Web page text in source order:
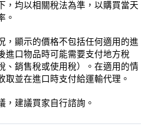
，均以相關稅法為準，以購買當天
。
，顯示的價格不包括任何適用的進
進口物品時可能需要支付地方稅
、銷售稅或使用稅）。在適用的情
取並在進口時支付給運輸代理。
，建議買家自行諮詢。